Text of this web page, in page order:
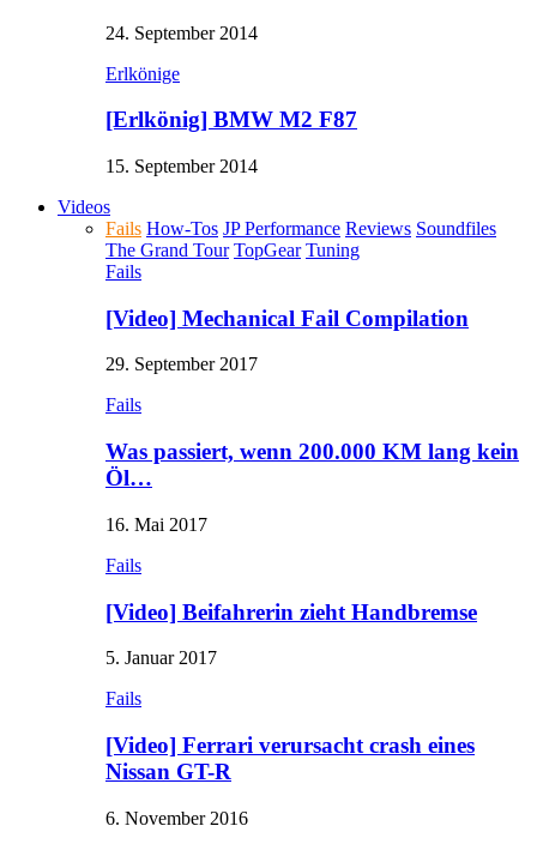
24. September 2014
Erlkönige
[Erlkönig] BMW M2 F87
15. September 2014
Videos
Fails How-Tos JP Performance Reviews Soundfiles
The Grand Tour TopGear Tuning
Fails
[Video] Mechanical Fail Compilation
29. September 2017
Fails
Was passiert, wenn 200.000 KM lang kein
Öl…
16. Mai 2017
Fails
[Video] Beifahrerin zieht Handbremse
5. Januar 2017
Fails
[Video] Ferrari verursacht crash eines
Nissan GT-R
6. November 2016